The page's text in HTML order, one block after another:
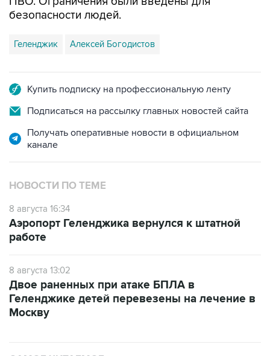
Геленджик Алексей Богодистов
Подписаться на рассылку главных новостей сайта
Получать оперативные новости в официальном
НОВОСТИ ПО ТЕМЕ
8 августа 16:34
работе
8 августа 13:02
Геленджике детей перевезены на лечение в
Москву